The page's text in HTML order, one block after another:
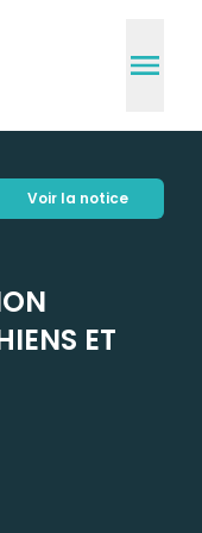
ET
Voir la notice